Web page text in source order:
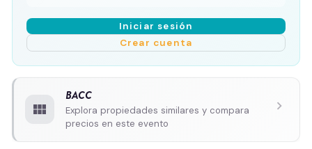
Iniciar sesión
Crear cuenta
view_module
BACC
Explora propiedades similares y compara
precios en este evento
chevron_right